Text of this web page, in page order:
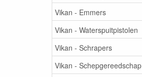
Vikan - Emmers
Vikan - Waterspuitpistolen
Vikan - Schrapers
Vikan - Schepgereedschap